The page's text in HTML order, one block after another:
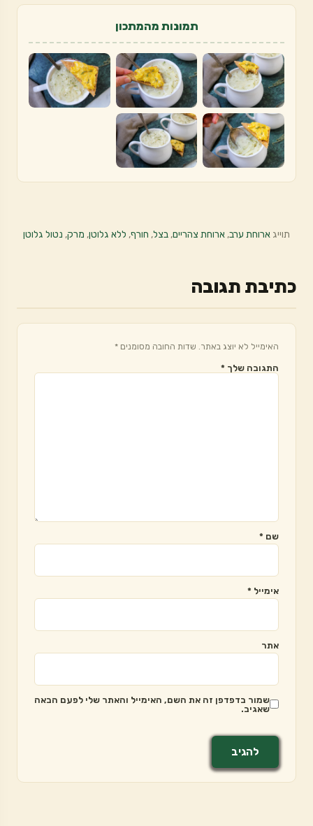
תמונות מהמתכון
תוייג ארוחת ערב, ארוחת צהריים, בצל, חורף, ללא גלוטן, מרק, נטול גלוטן
כתיבת תגובה
האימייל לא יוצג באתר. שדות החובה מסומנים *
התגובה שלך *
שם *
אימייל *
אתר
שמור בדפדפן זה את השם, האימייל והאתר שלי לפעם הבאה
שאגיב.